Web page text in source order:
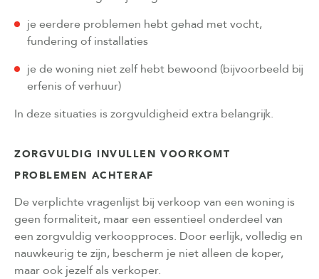
je eerdere problemen hebt gehad met vocht,
fundering of installaties
je de woning niet zelf hebt bewoond (bijvoorbeeld bij
erfenis of verhuur)
In deze situaties is zorgvuldigheid extra belangrijk.
ZORGVULDIG INVULLEN VOORKOMT
PROBLEMEN ACHTERAF
De verplichte vragenlijst bij verkoop van een woning is
geen formaliteit, maar een essentieel onderdeel van
een zorgvuldig verkoopproces. Door eerlijk, volledig en
nauwkeurig te zijn, bescherm je niet alleen de koper,
maar ook jezelf als verkoper.